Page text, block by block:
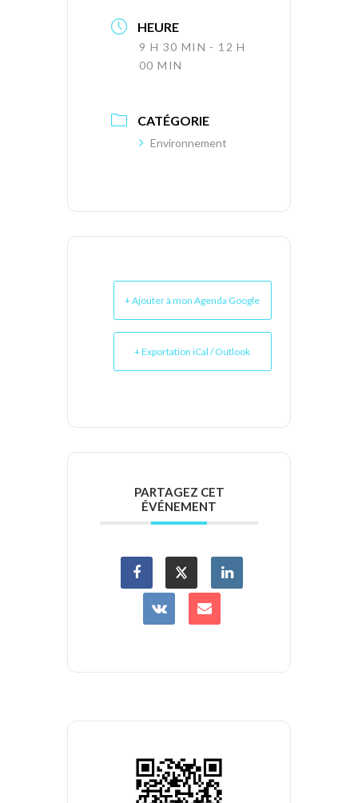
HEURE
9 H 30 MIN - 12 H
00 MIN
CATÉGORIE
Environnement
+ Ajouter à mon Agenda Google
+ Exportation iCal / Outlook
PARTAGEZ CET
ÉVÉNEMENT